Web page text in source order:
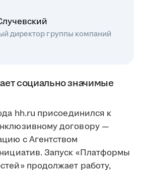
директор группы компаний
социально значимые
hh.ru присоединился к
договору —
с Агентством
Запуск «Платформы
продолжает работу,